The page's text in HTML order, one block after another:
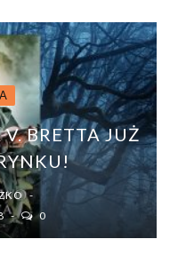
BRETTA JUŻ
0